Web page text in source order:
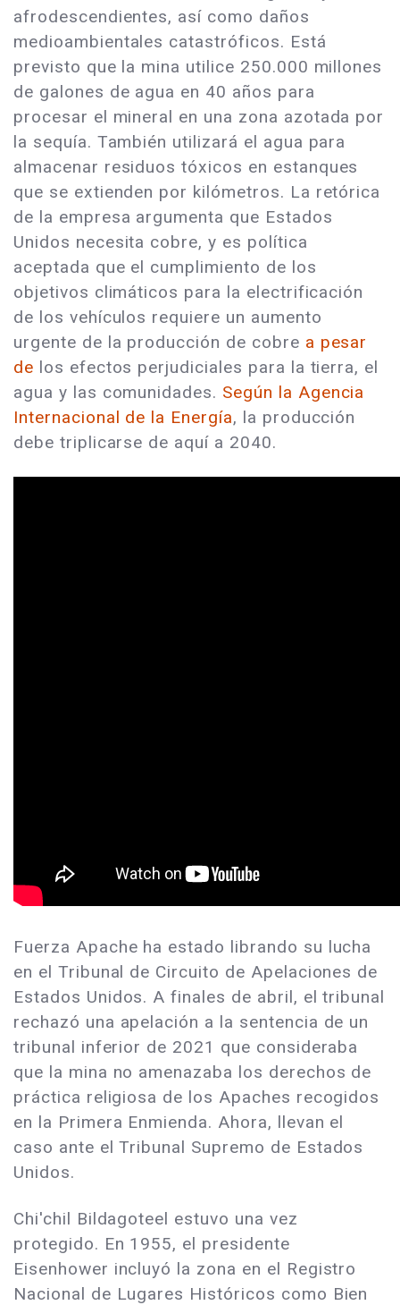
afrodescendientes, así como daños
medioambientales catastróficos. Está
previsto que la mina utilice 250.000 millones
de galones de agua en 40 años para
procesar el mineral en una zona azotada por
la sequía. También utilizará el agua para
almacenar residuos tóxicos en estanques
que se extienden por kilómetros. La retórica
de la empresa argumenta que Estados
Unidos necesita cobre, y es política
aceptada que el cumplimiento de los
objetivos climáticos para la electrificación
de los vehículos requiere un aumento
urgente de la producción de cobre a pesar
de los efectos perjudiciales para la tierra, el
agua y las comunidades. Según la Agencia
Internacional de la Energía, la producción
debe triplicarse de aquí a 2040.
Fuerza Apache ha estado librando su lucha
en el Tribunal de Circuito de Apelaciones de
Estados Unidos. A finales de abril, el tribunal
rechazó una apelación a la sentencia de un
tribunal inferior de 2021 que consideraba
que la mina no amenazaba los derechos de
práctica religiosa de los Apaches recogidos
en la Primera Enmienda. Ahora, llevan el
caso ante el Tribunal Supremo de Estados
Unidos.
Chi'chil Bildagoteel estuvo una vez
protegido. En 1955, el presidente
Eisenhower incluyó la zona en el Registro
Nacional de Lugares Históricos como Bien